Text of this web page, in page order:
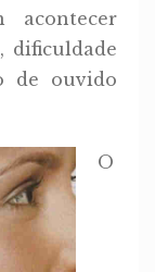
acontecer
dificuldade
de ouvido
O